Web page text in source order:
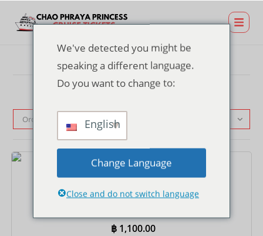
Ordenação padrão
Bilhete Jantar Cruzeiro no Asiatique Pier – Buffet
฿ 1,100.00
We've detected you might be
speaking a different language.
Do you want to change to:
English
Change Language
Close and do not switch language